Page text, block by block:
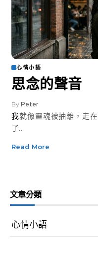
心情小語
思念的聲音
By Peter
我就像靈魂被抽離，走在一如既往的大街 有時候幾乎忘記
了...
Read More
文章分類
心情小語